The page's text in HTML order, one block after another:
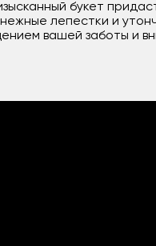
букет
лепестки и
вашей заботы и